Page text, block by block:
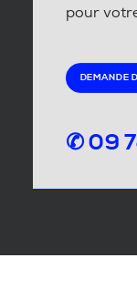
pour
DEMANDE
✆ 09